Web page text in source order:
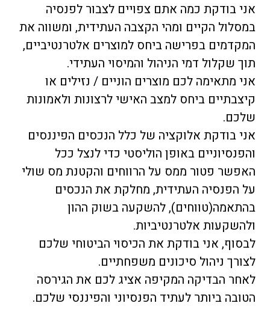
אני בודקת כמה אתם צפויים לצבור לפנסיה
במסלול הקיים ומהי הקצבה העתידית, ומשווה את
המקדמים בפרישה ביחס למוצרים אלטרנטיביים,
תוך שקלול דמי הניהול והמיסוי העתידי.
אני מתאימה לכם מוצרים הוניים / נזילים או
קיצבתיים ביחס למצב האישי לרצונות ולאמונות
שלכם.
אני בודקת אלוקציה של כלל הנכסים הפיננסים
והפנסיוניים באופן הוליסטי כדי לנצל ככל
האפשר פטור ממס על הרווחים והקטנת מס שולי
על הפנסיה העתידית, מחלקת את הנכסים
בהתאמה(טווחים), להשקעה בשוק ההון
ולהשקעות אלטרנטיביות.
לבסוף, אני בודקת את הכיסוי הביטוחי שלכם
לצורך ניהול סיכונים משפחתיים.
לאחר הבדיקה המקיפה אציג לכם את הגירסה
הטובה ביותר לעתיד הפנסיוני והפיננסי שלכם.